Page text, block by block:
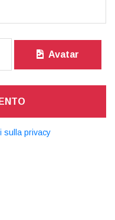
Avatar
sulla privacy